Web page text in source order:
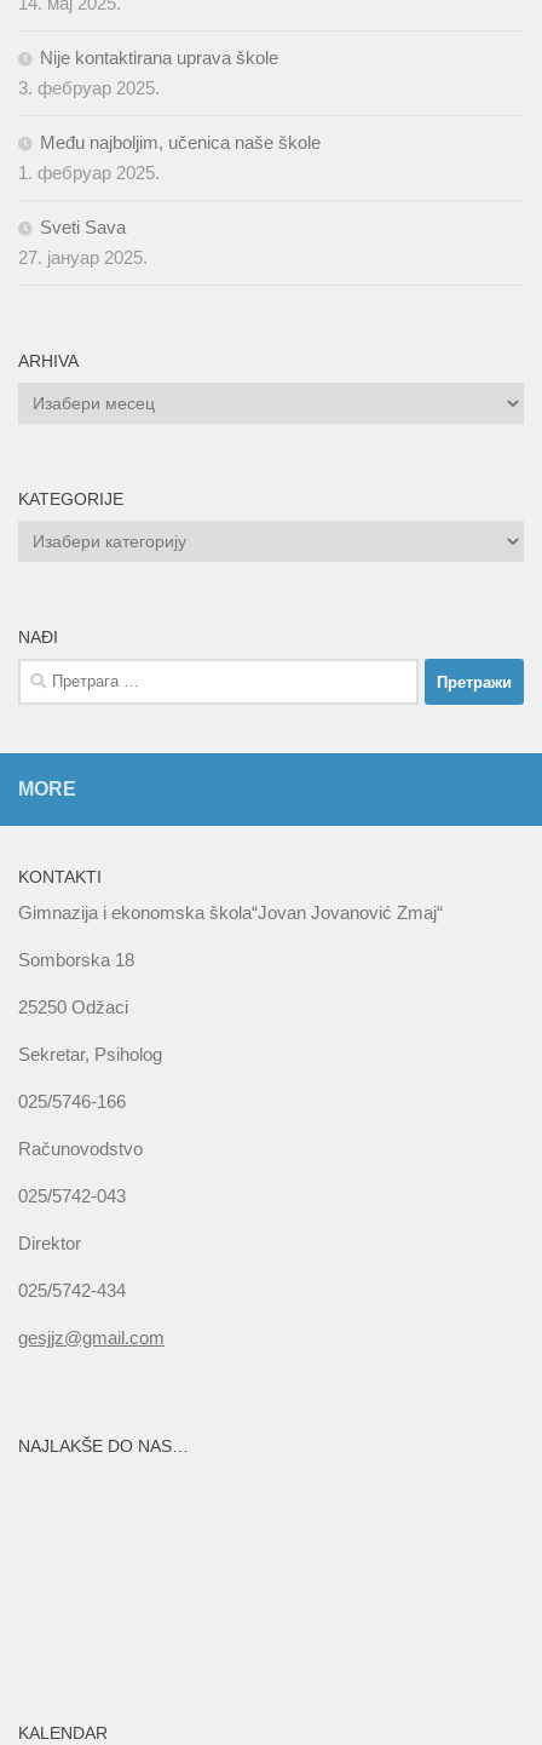
Nije kontaktirana uprava škole
3. фебруар 2025.
Među najboljim, učenica naše škole
1. фебруар 2025.
Sveti Sava
27. јануар 2025.
ARHIVA
ARHIVA
KATEGORIJE
KATEGORIJE
NAĐI
Претрага
за:
MORE
KONTAKTI
Gimnazija i ekonomska škola“Jovan Jovanović Zmaj“
Somborska 18
25250 Odžaci
Sekretar, Psiholog
025/5746-166
Računovodstvo
025/5742-043
Direktor
025/5742-434
gesjjz@gmail.com
NAJLAKŠE DO NAS…
KALENDAR